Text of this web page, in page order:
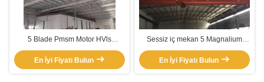
5 Blade Pmsm Motor HVls
Endüstriyel Tavan Ventilatörü Yeni
Enerji Otomobil Byd Fabrikası
En İyi Fiyatı Bulun
Sessiz iç mekan 5 Magnalium
Büyük Kılıç HVL Fan Endüstriyel
En İyi Fiyatı Bulun